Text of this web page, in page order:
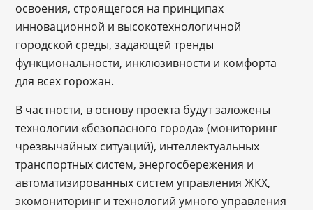
освоения, строящегося на принципах
инновационной и высокотехнологичной
городской среды, задающей тренды
функциональности, инклюзивности и комфорта
для всех горожан.
В частности, в основу проекта будут заложены
технологии «безопасного города» (мониторинг
чрезвычайных ситуаций), интеллектуальных
транспортных систем, энергосбережения и
автоматизированных систем управления ЖКХ,
экомониторинг и технологий умного управления